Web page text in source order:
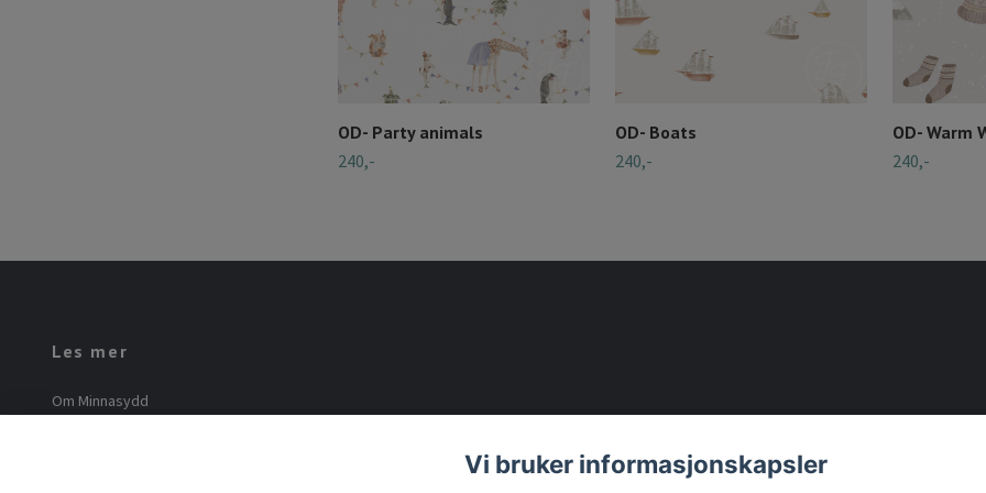
OD- Party animals
240,-
OD- Boats
240,-
OD- Warm
240,-
Les mer
Om Minnasydd
Vi bruker informasjonskapsler